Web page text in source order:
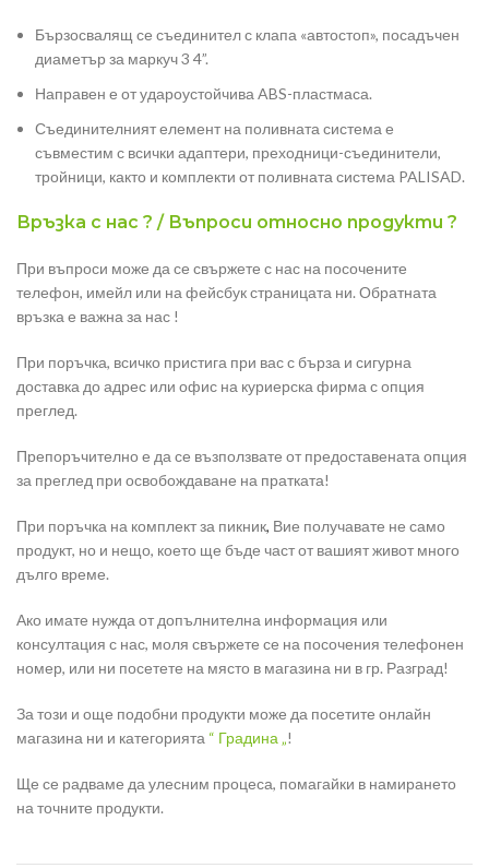
Бързосвалящ се съединител с клапа «автостоп», посадъчен
диаметър за маркуч 3 4”.
Направен е от удароустойчива ABS-пластмаса.
Съединителният елемент на поливната система е
съвместим с всички адаптери, преходници-съединители,
тройници, както и комплекти от поливната система PALISAD.
Връзка с нас ? / Въпроси относно продукти ?
При въпроси може да се свържете с нас на посочените
телефон, имейл или на фейсбук страницата ни. Обратната
връзка е важна за нас !
При поръчка, всичко пристига при вас с бърза и сигурна
доставка до адрес или офис на куриерска фирма с опция
преглед.
Препоръчително е да се възползвате от предоставената опция
за преглед при освобождаване на пратката!
При поръчка на комплект за пикник, Вие получавате не само
продукт, но и нещо, което ще бъде част от вашият живот много
дълго време.
Ако имате нужда от допълнителна информация или
консултация с нас, моля свържете се на посочения телефонен
номер, или ни посетете на място в магазина ни в гр. Разград!
За този и още подобни продукти може да посетите онлайн
магазина ни и категорията “ Градина „!
Ще се радваме да улесним процеса, помагайки в намирането
на точните продукти.